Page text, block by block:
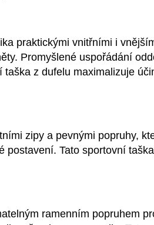
praktickými vnitřními i
Promyšlené uspořádání
z dufelu maximalizuje
zipy a pevnými popruhy,
Tato sportovní
ramenním popruhem